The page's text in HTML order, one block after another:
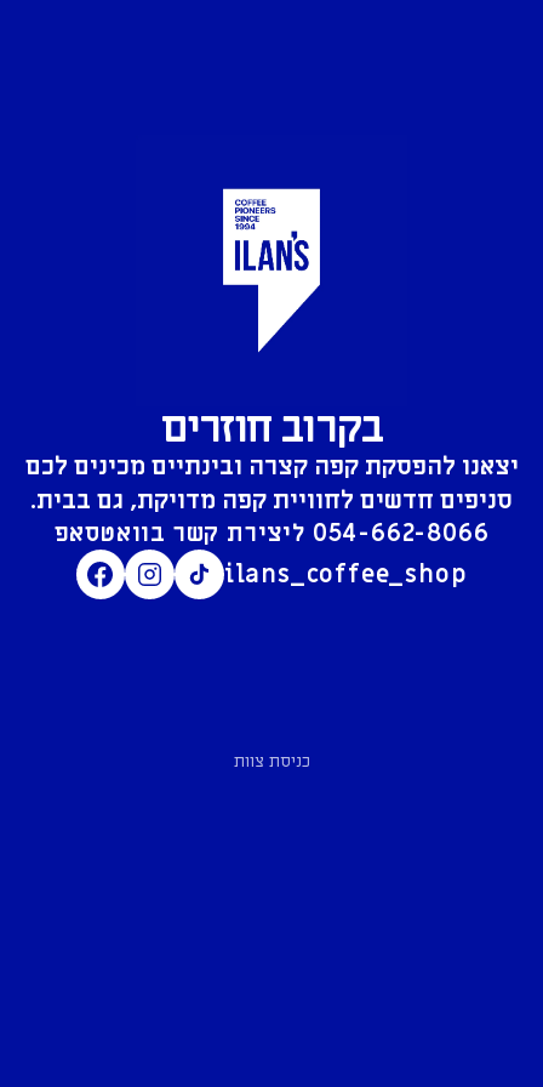
בקרוב חוזרים
יצאנו להפסקת קפה קצרה ובינתיים מכינים לכם
סניפים חדשים לחוויית קפה מדויקת, גם בבית.
054-662-8066
ilans_coffee_shop
כניסת צוות